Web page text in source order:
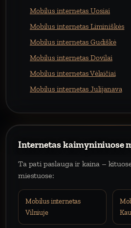
Mobilus internetas Uosiai
Mobilus internetas Liminiškės
Mobilus internetas Gudiškė
Mobilus internetas Dovilai
Mobilus internetas Vėlaičiai
Mobilus internetas Julijanava
Internetas kaimyniniuose
Ta pati paslauga ir kaina –
miestuose:
Mobilus internetas
Vilniuje